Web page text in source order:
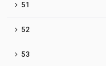
51
52
53